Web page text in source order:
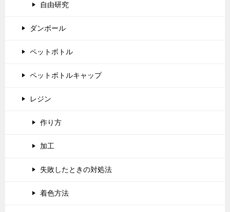
自由研究
ダンボール
ペットボトル
ペットボトルキャップ
レジン
作り方
加工
失敗したときの対処法
着色方法